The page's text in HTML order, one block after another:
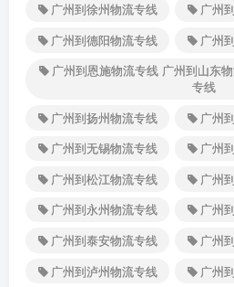
广州到徐州物流专线
广州
广州到德阳物流专线
广州
广州到恩施物流专线 广州到山东
专线
广州到扬州物流专线
广州
广州到无锡物流专线
广州
广州到松江物流专线
广州
广州到永州物流专线
广州
广州到泰安物流专线
广州
广州到泸州物流专线
广州